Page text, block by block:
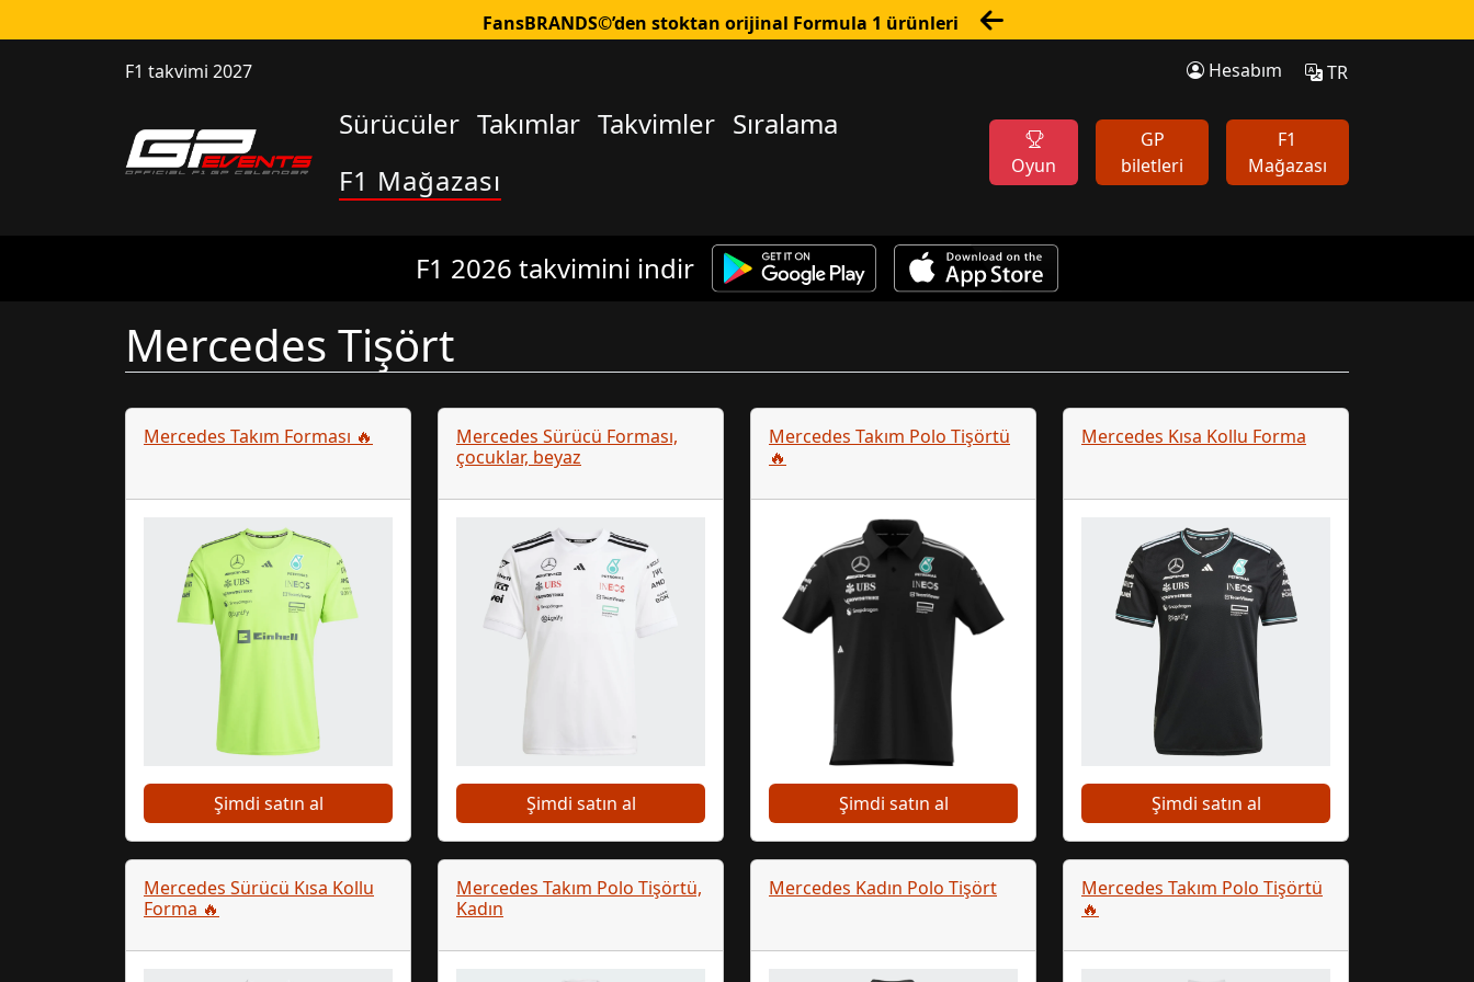
FansBRANDS©’den stoktan orijinal Formula 1 ürünleri
F1 takvimi 2027 Hesabım TR
Sürücüler Takımlar Takvimler Sıralama
F1 Mağazası
Oyun
GP
biletleri
F1
Mağazası
F1 2026 takvimini indir
Mercedes Tişört
Mercedes Takım Forması 🔥
Şimdi satın al
Mercedes Sürücü Forması,
çocuklar, beyaz
Şimdi satın al
Mercedes Takım Polo Tişörtü
🔥
Şimdi satın al
Mercedes Kısa Kollu Forma
Şimdi satın al
Mercedes Sürücü Kısa Kollu
Forma 🔥
Mercedes Takım Polo Tişörtü,
Kadın
Mercedes Kadın Polo Tişört
Mercedes Takım Polo Tişörtü
🔥